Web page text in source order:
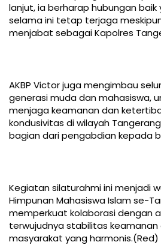
lanjut, ia berharap hubungan
selama ini tetap terjaga
menjabat sebagai Kapolres
AKBP Victor juga mengimbau
generasi muda dan mahasiswa,
menjaga keamanan dan
kondusivitas di wilayah
bagian dari pengabdian kepada
Kegiatan silaturahmi ini menjadi
Himpunan Mahasiswa Islam se-
memperkuat kolaborasi dengan
terwujudnya stabilitas keamanan
masyarakat yang harmonis.(Red)